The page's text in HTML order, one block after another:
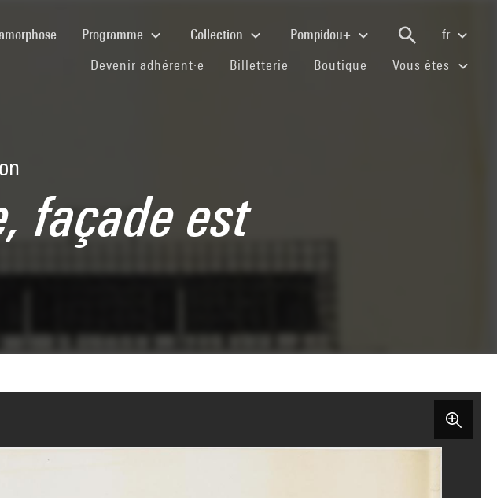
(current)Programme Collection Pompidou+
fr
Devenir adhérent·e (current)
Billetterie (current)
Boutique (current)
Vous êtes
façade est